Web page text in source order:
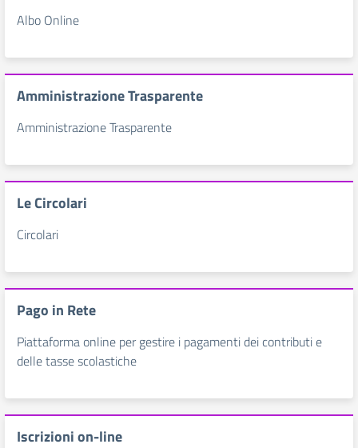
Albo Online
Amministrazione Trasparente
Amministrazione Trasparente
Le Circolari
Circolari
Pago in Rete
Piattaforma online per gestire i pagamenti dei contributi e
delle tasse scolastiche
Iscrizioni on-line